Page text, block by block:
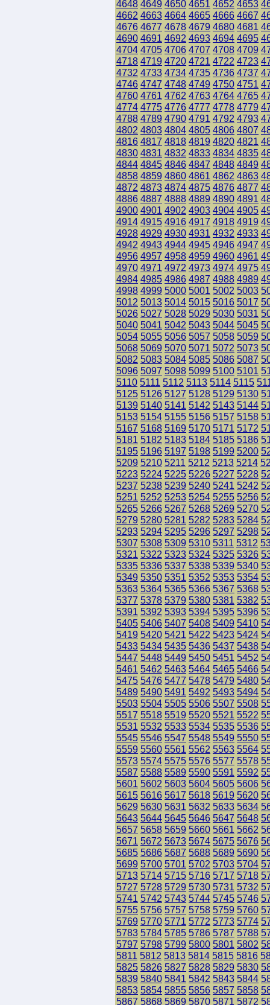
4648 4649 4650 4651 4652 4653
4662 4663 4664 4665 4666 4667
4676 4677 4678 4679 4680 4681
4690 4691 4692 4693 4694 4695
4704 4705 4706 4707 4708 4709
4718 4719 4720 4721 4722 4723
4732 4733 4734 4735 4736 4737
4746 4747 4748 4749 4750 4751
4760 4761 4762 4763 4764 4765
4774 4775 4776 4777 4778 4779
4788 4789 4790 4791 4792 4793
4802 4803 4804 4805 4806 4807
4816 4817 4818 4819 4820 4821
4830 4831 4832 4833 4834 4835
4844 4845 4846 4847 4848 4849
4858 4859 4860 4861 4862 4863
4872 4873 4874 4875 4876 4877
4886 4887 4888 4889 4890 4891
4900 4901 4902 4903 4904 4905
4914 4915 4916 4917 4918 4919
4928 4929 4930 4931 4932 4933
4942 4943 4944 4945 4946 4947
4956 4957 4958 4959 4960 4961
4970 4971 4972 4973 4974 4975
4984 4985 4986 4987 4988 4989
4998 4999 5000 5001 5002 5003
5012 5013 5014 5015 5016 5017
5026 5027 5028 5029 5030 5031
5040 5041 5042 5043 5044 5045
5054 5055 5056 5057 5058 5059
5068 5069 5070 5071 5072 5073
5082 5083 5084 5085 5086 5087
5096 5097 5098 5099 5100 5101
5110 5111 5112 5113 5114 5115
5125 5126 5127 5128 5129 5130
5139 5140 5141 5142 5143 5144
5153 5154 5155 5156 5157 5158
5167 5168 5169 5170 5171 5172
5181 5182 5183 5184 5185 5186
5195 5196 5197 5198 5199 5200
5209 5210 5211 5212 5213 5214
5223 5224 5225 5226 5227 5228
5237 5238 5239 5240 5241 5242
5251 5252 5253 5254 5255 5256
5265 5266 5267 5268 5269 5270
5279 5280 5281 5282 5283 5284
5293 5294 5295 5296 5297 5298
5307 5308 5309 5310 5311 5312
5321 5322 5323 5324 5325 5326
5335 5336 5337 5338 5339 5340
5349 5350 5351 5352 5353 5354
5363 5364 5365 5366 5367 5368
5377 5378 5379 5380 5381 5382
5391 5392 5393 5394 5395 5396
5405 5406 5407 5408 5409 5410
5419 5420 5421 5422 5423 5424
5433 5434 5435 5436 5437 5438
5447 5448 5449 5450 5451 5452
5461 5462 5463 5464 5465 5466
5475 5476 5477 5478 5479 5480
5489 5490 5491 5492 5493 5494
5503 5504 5505 5506 5507 5508
5517 5518 5519 5520 5521 5522
5531 5532 5533 5534 5535 5536
5545 5546 5547 5548 5549 5550
5559 5560 5561 5562 5563 5564
5573 5574 5575 5576 5577 5578
5587 5588 5589 5590 5591 5592
5601 5602 5603 5604 5605 5606
5615 5616 5617 5618 5619 5620
5629 5630 5631 5632 5633 5634
5643 5644 5645 5646 5647 5648
5657 5658 5659 5660 5661 5662
5671 5672 5673 5674 5675 5676
5685 5686 5687 5688 5689 5690
5699 5700 5701 5702 5703 5704
5713 5714 5715 5716 5717 5718
5727 5728 5729 5730 5731 5732
5741 5742 5743 5744 5745 5746
5755 5756 5757 5758 5759 5760
5769 5770 5771 5772 5773 5774
5783 5784 5785 5786 5787 5788
5797 5798 5799 5800 5801 5802
5811 5812 5813 5814 5815 5816
5825 5826 5827 5828 5829 5830
5839 5840 5841 5842 5843 5844
5853 5854 5855 5856 5857 5858
5867 5868 5869 5870 5871 5872